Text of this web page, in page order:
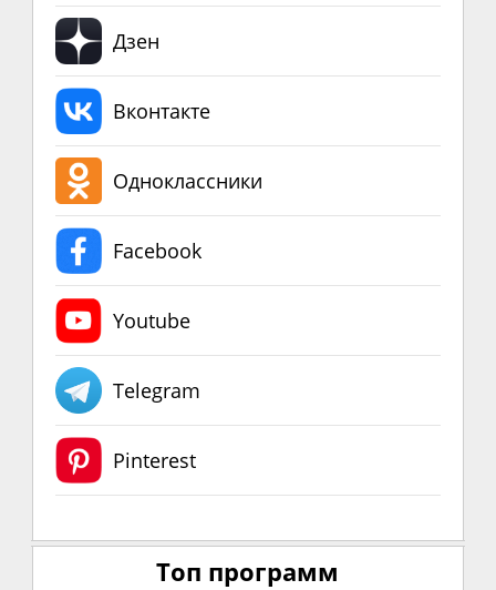
Дзен
Вконтакте
Одноклассники
Facebook
Youtube
Telegram
Pinterest
Топ программ